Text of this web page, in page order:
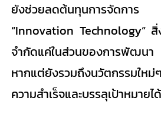
ยังช่วยลดต้นทุนการจัดการ
“Innovation Technology”
จำกัดแค่ในส่วนของการพัฒน
หากแต่ยังรวมถึงนวัตกรรมใหม่
ความสำเร็จและบรรลุเป้าหมายได้